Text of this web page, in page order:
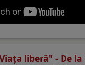
liberă" - De